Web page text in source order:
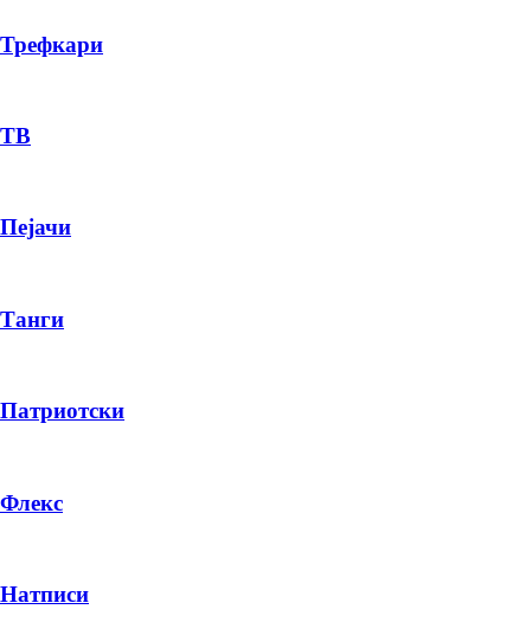
Трефкари
ТВ
Пејачи
Танги
Патриотски
Флекс
Натписи